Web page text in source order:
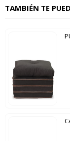
TAMBIÉN TE